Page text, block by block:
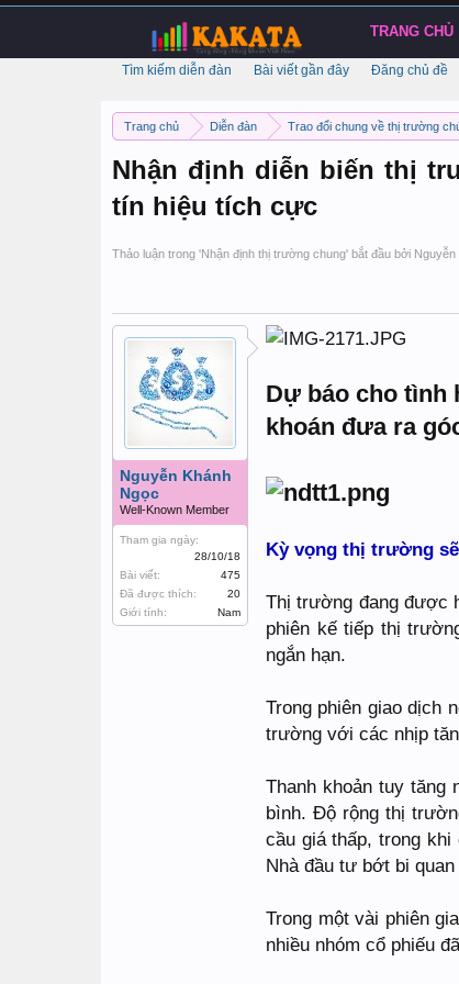
Trang chủ Diễn đàn Trao đổi chung về thị trường
Nhận định diễn biến thị
tín hiệu tích cực
Thảo luận trong 'Nhận định thị trường chung' bắt đầu bởi Nguyễn
Nguyễn Khánh
Ngọc
Well-Known Member
Tham gia ngày:
28/10/18
Bài viết:
475
Đã được thích:
20
Giới tính:
Nam
Dự báo cho tình
khoán đưa ra
Kỳ vọng thị trường
Thị trường đang được
phiên kế tiếp thị
ngắn hạn.
Trong phiên giao dịch
trường với các nhịp
Thanh khoản tuy
bình. Độ rộng thị
cầu giá thấp, trong
Nhà đầu tư bớt bi
Trong một vài phiên
nhiều nhóm cổ phiếu
TRANG CHỦ
Tìm kiếm diễn đàn Bài viết gần đây Đăng chủ đề